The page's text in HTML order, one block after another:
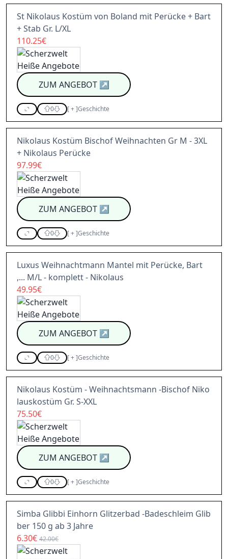
St Nikolaus Kostüm von Boland mit Perücke + Bart
+ Stab Gr. L/XL
110.25€
ZUM ANGEBOT↗
0 [+]Geschichte
Nikolaus Kostüm Bischof Weihnachten Gr M - 3XL
+ Nikolaus Perücke
97.99€
ZUM ANGEBOT↗
0 [+]Geschichte
Luxus Weihnachtmann Mantel mit Perücke, Bart
,... M/L - komplett - Nikolaus
49.95€
ZUM ANGEBOT↗
0 [+]Geschichte
Nikolaus Kostüm - Weihnachtsmann -Bischof Niko
lauskostüm Gr. S-XXL
75.50€
ZUM ANGEBOT↗
0 [+]Geschichte
Simba Glibbi Einhorn Glitzerbad -Badeschleim Glib
ber 150 g ab 3 Jahre
6.30€ 42.00€